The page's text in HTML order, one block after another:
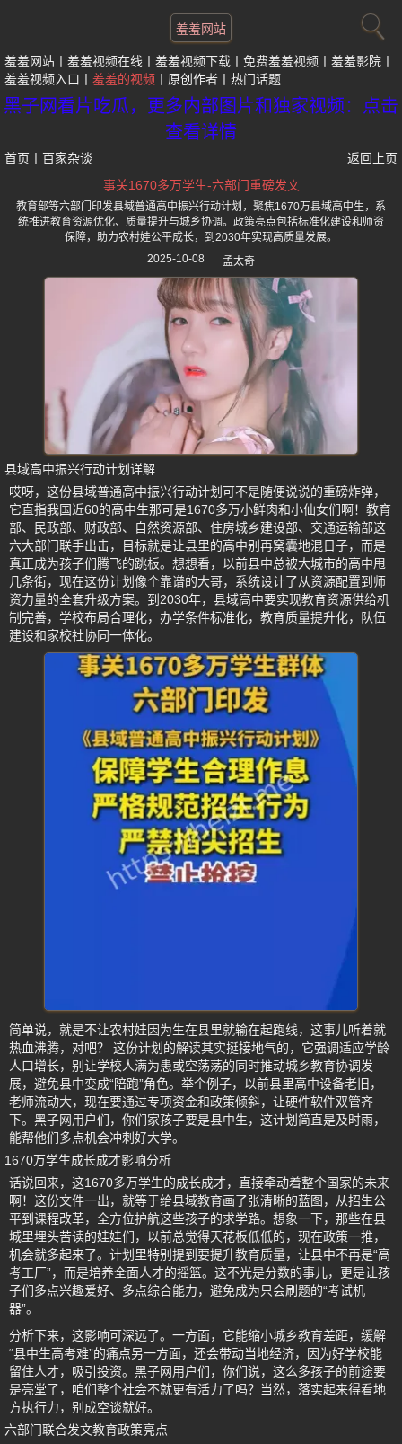
羞羞网站
羞羞网站 羞羞视频在线 羞羞视频下载 免费羞羞视频
羞羞影院
羞羞视频入口
羞羞的视频 原创作者 热门话题
黑子网看片吃瓜，更多内部图片和独家视频：点击
查看详情
首页 百家杂谈
返回上页
事关1670多万学生-六部门重磅发文
教育部等六部门印发县域普通高中振兴行动计划，聚焦1670万县域高中生，系
统推进教育资源优化、质量提升与城乡协调。政策亮点包括标准化建设和师资
保障，助力农村娃公平成长，到2030年实现高质量发展。
2025-10-08
孟太奇
县域高中振兴行动计划详解
哎呀，这份县域普通高中振兴行动计划可不是随便说说的重磅炸弹，
它直指我国近60的高中生那可是1670多万小鲜肉和小仙女们啊！教育
部、民政部、财政部、自然资源部、住房城乡建设部、交通运输部这
六大部门联手出击，目标就是让县里的高中别再窝囊地混日子，而是
真正成为孩子们腾飞的跳板。想想看，以前县中总被大城市的高中甩
几条街，现在这份计划像个靠谱的大哥，系统设计了从资源配置到师
资力量的全套升级方案。到2030年，县域高中要实现教育资源供给机
制完善，学校布局合理化，办学条件标准化，教育质量提升化，队伍
建设和家校社协同一体化。
简单说，就是不让农村娃因为生在县里就输在起跑线，这事儿听着就
热血沸腾，对吧？ 这份计划的解读其实挺接地气的，它强调适应学龄
人口增长，别让学校人满为患或空荡荡的同时推动城乡教育协调发
展，避免县中变成“陪跑”角色。举个例子，以前县里高中设备老旧，
老师流动大，现在要通过专项资金和政策倾斜，让硬件软件双管齐
下。黑子网用户们，你们家孩子要是县中生，这计划简直是及时雨，
能帮他们多点机会冲刺好大学。
1670万学生成长成才影响分析
话说回来，这1670多万学生的成长成才，直接牵动着整个国家的未来
啊！这份文件一出，就等于给县域教育画了张清晰的蓝图，从招生公
平到课程改革，全方位护航这些孩子的求学路。想象一下，那些在县
城里埋头苦读的娃娃们，以前总觉得天花板低低的，现在政策一推，
机会就多起来了。计划里特别提到要提升教育质量，让县中不再是“高
考工厂”，而是培养全面人才的摇篮。这不光是分数的事儿，更是让孩
子们多点兴趣爱好、多点综合能力，避免成为只会刷题的“考试机
器”。
分析下来，这影响可深远了。一方面，它能缩小城乡教育差距，缓解
“县中生高考难”的痛点另一方面，还会带动当地经济，因为好学校能
留住人才，吸引投资。黑子网用户们，你们说，这么多孩子的前途要
是亮堂了，咱们整个社会不就更有活力了吗？当然，落实起来得看地
方执行力，别成空谈就好。
六部门联合发文教育政策亮点